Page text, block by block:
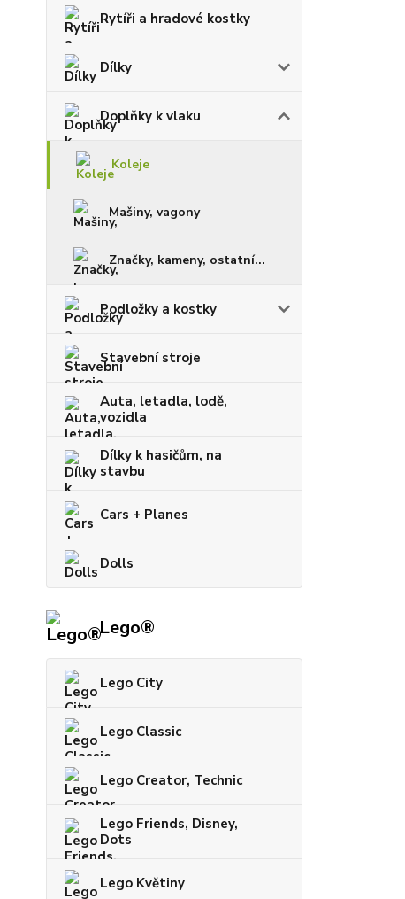
Rytíři a hradové kostky
Dílky
Doplňky k vlaku
Koleje
Mašiny, vagony
Značky, kameny, ostatní...
Podložky a kostky
Stavební stroje
Auta, letadla, lodě,
vozidla
Dílky k hasičům, na
stavbu
Cars + Planes
Dolls
Lego®
Lego City
Lego Classic
Lego Creator, Technic
Lego Friends, Disney,
Dots
Lego Květiny